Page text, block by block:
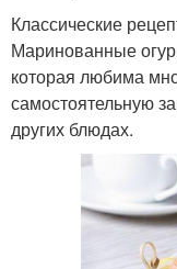
Классические
Маринованные
которая любима
самостоятельную
других блюдах.